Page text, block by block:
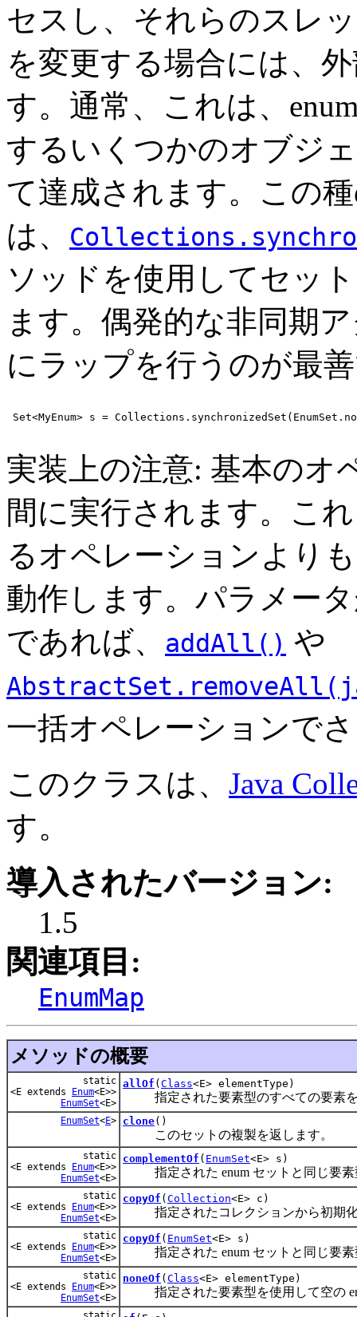
セスし、それらのスレ
を変更する場合には、
す。通常、これは、
するいくつかのオブジ
て達成されます。この
は、
ソッドを使用してセッ
ます。偶発的な非同期
にラップを行うのが最
Set<MyEnum> s =
実装上の注意: 基本のオ
間に実行されます。こ
るオペレーションより
動作します。パラメー
であれば、
addAll() や
一括オペレーションで
このクラスは、 Java
す。
導入されたバージョン:
1.5
関連項目:
EnumMap
メソッドの概要
static
<E extends Enum<E>>
EnumSet<E>
allOf ( Class<E> elementType)
指定された要素型のすべての要素を
EnumSet<E> clone()
このセットの複製を返します。
static
<E extends Enum<E>>
EnumSet<E>
complementOf ( EnumSet<E> s)
指定された enum セットと同じ要素
static
<E extends Enum<E>>
EnumSet<E>
copyOf ( Collection<E> c)
指定されたコレクションから初期化
static
<E extends Enum<E>>
EnumSet<E>
copyOf ( EnumSet<E> s)
指定された enum セットと同じ要素
static
<E extends Enum<E>>
EnumSet<E>
noneOf ( Class<E> elementType)
指定された要素型を使用して空の